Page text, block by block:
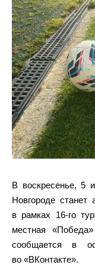
В воскресенье, 5
Новгороде станет
в рамках 16‑го
местная
сообщается в
во «ВКонтакте».